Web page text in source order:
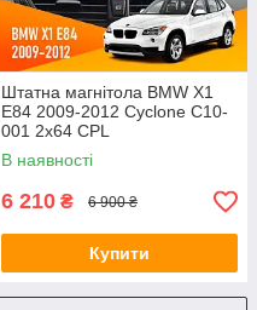
Штатна магнітола BMW X1
E84 2009-2012 Cyclone C10-
001 2x64 CPL
В наявності
6 210 ₴ 6 900 ₴
Купити